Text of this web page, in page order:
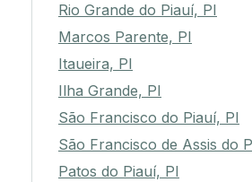
Rio Grande do Piauí, PI
Marcos Parente, PI
Itaueira, PI
Ilha Grande, PI
São Francisco do Piauí, PI
São Francisco de Assis do
Patos do Piauí, PI